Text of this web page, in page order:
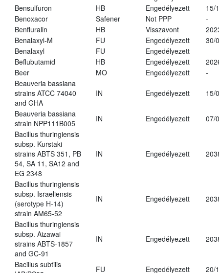
Bensulfuron
HB Engedélyezett
15/
Benoxacor
Safener Not PPP
-
Benfluralin
HB Visszavont
Benalaxyl-M
FU Engedélyezett
30/
Benalaxyl
FU
Engedélyezett
Beflubutamid
HB Engedélyezett
Beer
MO Engedélyezett
-
Beauveria bassiana
strains ATCC 74040
and GHA
IN Engedélyezett 15/
Beauveria bassiana
strain NPP111B005
IN Engedélyezett
07/
Bacillus thuringiensis
subsp. Kurstaki
strains ABTS 351, PB
54, SA 11, SA12 and
EG 2348
IN Engedélyezett
Bacillus thuringiensis
subsp. Israeliensis
(serotype H-14)
strain AM65-52
IN Engedélyezett
Bacillus thuringiensis
subsp. Aizawai
strains ABTS-1857
and GC-91
IN Engedélyezett
Bacillus subtilis
FU Engedélyezett
20/